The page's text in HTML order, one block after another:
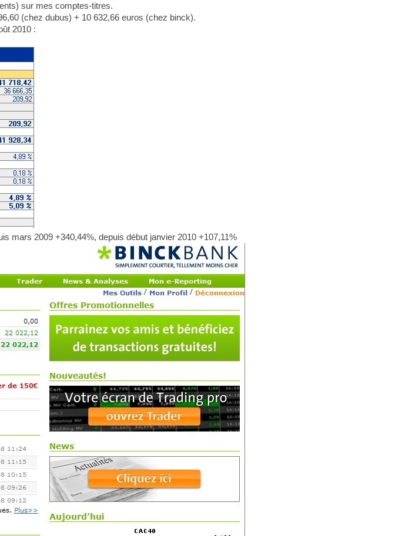
sur mes comptes-titres.
(chez dubus) + 10 632,66 euros (chez binck).
2010 :
mars 2009 +340,44%, depuis début janvier 2010 +107,11%